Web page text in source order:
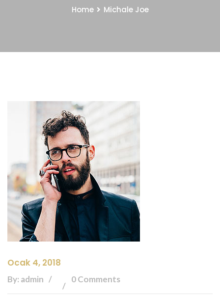
Home Michale Joe
Ocak 4, 2018
By: admin 0 Comments